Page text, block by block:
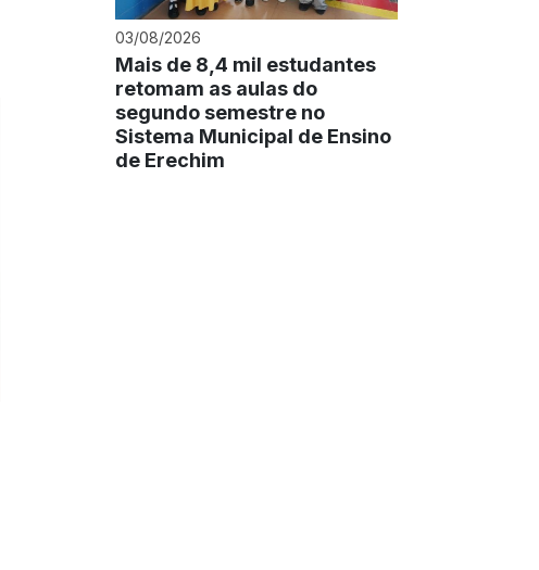
03/08/2026
Mais de 8,4 mil estudantes
retomam as aulas do
segundo semestre no
Sistema Municipal de Ensino
de Erechim